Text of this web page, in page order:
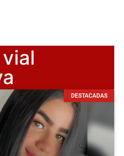
DESTACADAS